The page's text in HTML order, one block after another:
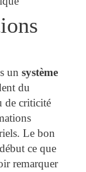
un système
du
de criticité
Le bon
ce que
remarquer